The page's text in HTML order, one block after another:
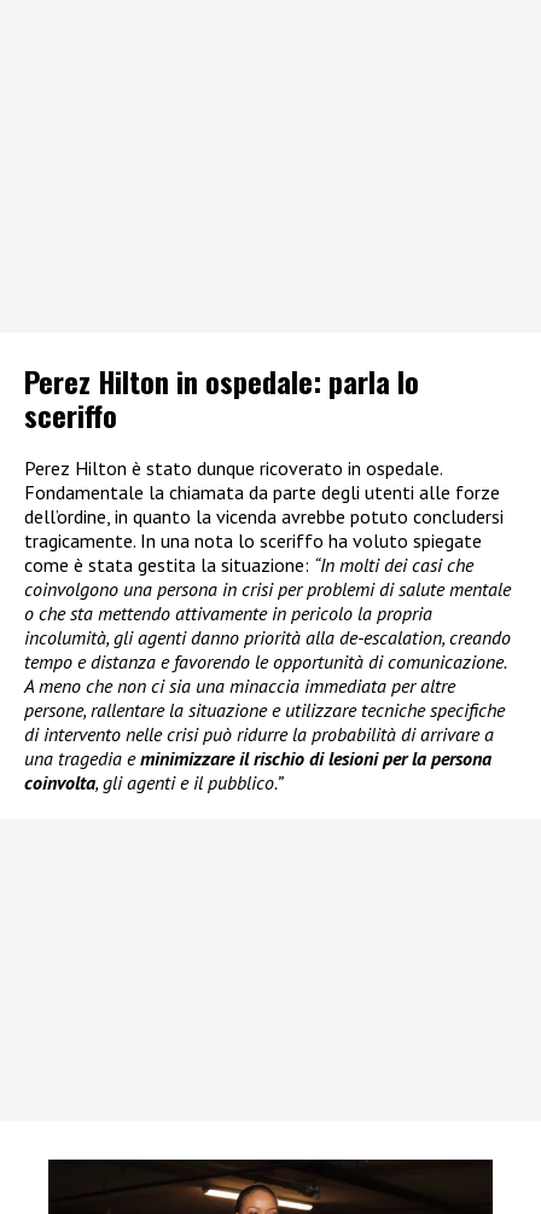
Perez Hilton in ospedale: parla lo
sceriffo
Perez Hilton è stato dunque ricoverato in ospedale.
Fondamentale la chiamata da parte degli utenti alle forze
dell’ordine, in quanto la vicenda avrebbe potuto concludersi
tragicamente. In una nota lo sceriffo ha voluto spiegate
come è stata gestita la situazione: “In molti dei casi che
coinvolgono una persona in crisi per problemi di salute mentale
o che sta mettendo attivamente in pericolo la propria
incolumità, gli agenti danno priorità alla de-escalation, creando
tempo e distanza e favorendo le opportunità di comunicazione.
A meno che non ci sia una minaccia immediata per altre
persone, rallentare la situazione e utilizzare tecniche specifiche
di intervento nelle crisi può ridurre la probabilità di arrivare a
una tragedia eminimizzare il rischio di lesioni per la persona
coinvolta, gli agenti e il pubblico.”